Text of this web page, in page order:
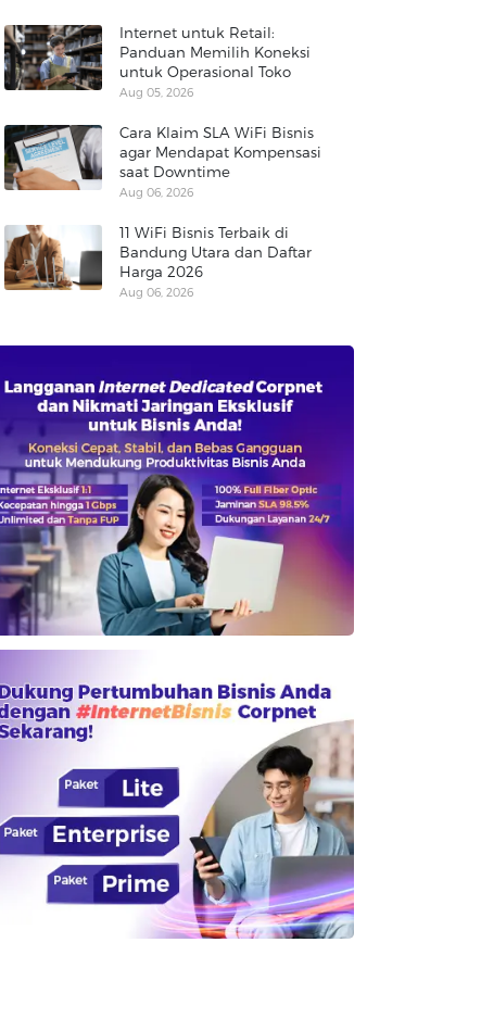
Internet untuk Retail:
Panduan Memilih Koneksi
untuk Operasional Toko
Aug 05, 2026
Cara Klaim SLA WiFi Bisnis
agar Mendapat Kompensasi
saat Downtime
Aug 06, 2026
11 WiFi Bisnis Terbaik di
Bandung Utara dan Daftar
Harga 2026
Aug 06, 2026